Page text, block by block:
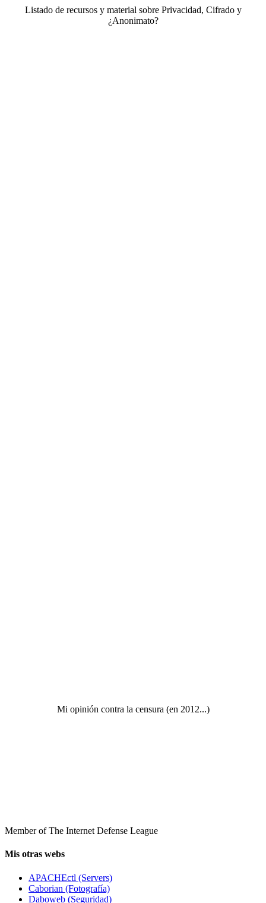
Listado de recursos y material sobre Privacidad, Cifrado y
¿Anonimato?
Mi opinión contra la censura (en 2012...)
Member of The Internet Defense League
Mis otras webs
APACHEctl (Servers)
Caborian (Fotografía)
Daboweb (Seguridad)